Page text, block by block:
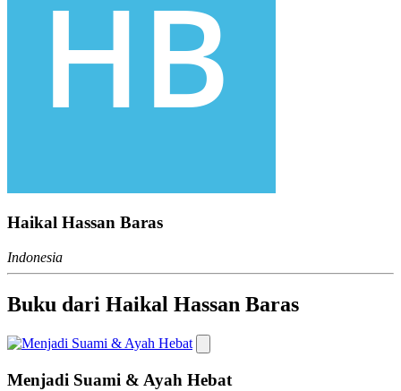
Haikal Hassan Baras
Indonesia
Buku dari Haikal Hassan Baras
Menjadi Suami & Ayah Hebat